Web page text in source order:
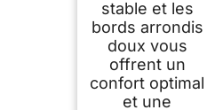
stable et les
bords arrondis
doux vous
offrent un
confort optimal
et une